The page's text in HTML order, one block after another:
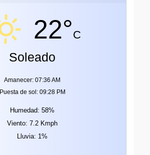
22°C
Soleado
Amanecer: 07:36 AM
Puesta de sol: 09:28 PM
Humedad: 58%
Viento: 7.2 Kmph
Lluvia: 1%